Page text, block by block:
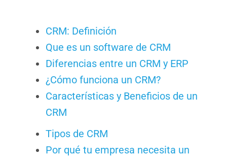
CRM: Definición
Que es un software de CRM
Diferencias entre un CRM y ERP
¿Cómo funciona un CRM?
Características y Beneficios de un
CRM
Tipos de CRM
Por qué tu empresa necesita un